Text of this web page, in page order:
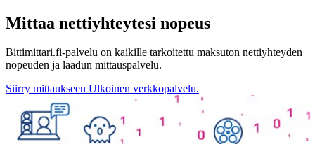
Mittaa nettiyhteytesi nopeus
Bittimittari.fi-palvelu on kaikille tarkoitettu maksuton nettiyhteyden
nopeuden ja laadun mittauspalvelu.
Siirry mittaukseen Ulkoinen verkkopalvelu.